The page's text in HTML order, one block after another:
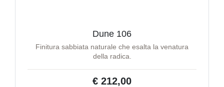
Dune 106
Finitura sabbiata naturale che esalta la venatura
della radica.
€ 212,00